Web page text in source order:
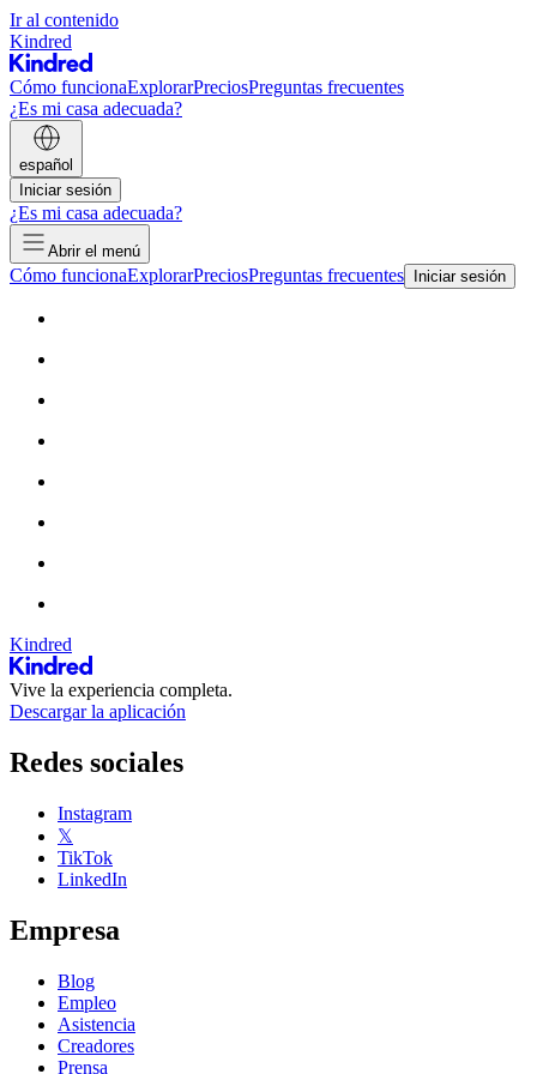
Ir al contenido
Kindred
Cómo funcionaExplorarPreciosPreguntas frecuentes
¿Es mi casa adecuada?
español
Iniciar sesión
¿Es mi casa adecuada?
Abrir el menú
Cómo funcionaExplorarPreciosPreguntas frecuentes Iniciar sesión
Kindred
Vive la experiencia completa.
Descargar la aplicación
Redes sociales
Instagram
𝕏
TikTok
LinkedIn
Empresa
Blog
Empleo
Asistencia
Creadores
Prensa